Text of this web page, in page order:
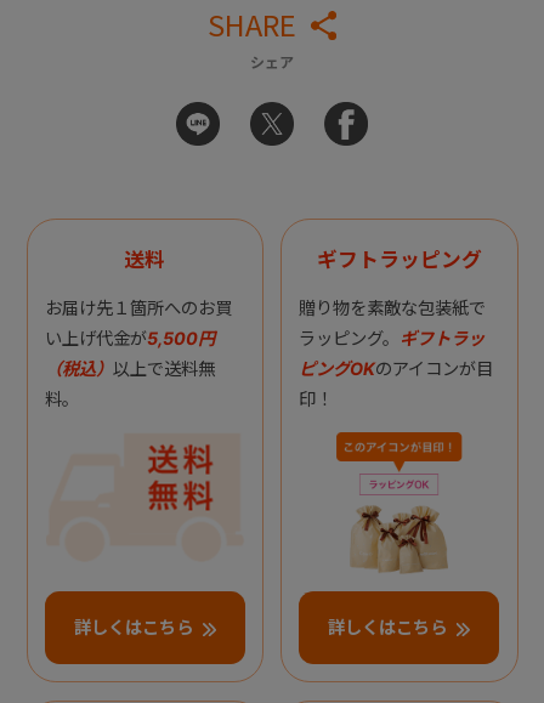
SHARE
シェア
送料
お届け先１箇所へのお買
い上げ代金が5,500円
（税込） 以上で送料無
料。
詳しくはこちら
ギフトラッピング
贈り物を素敵な包装紙で
ラッピング。 ギフトラッ
ピングOKのアイコンが目
印！
詳しくはこちら